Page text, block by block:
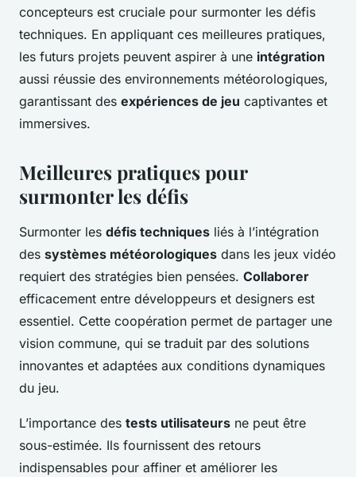
concepteurs est cruciale pour surmonter les défis
techniques. En appliquant ces meilleures pratiques,
les futurs projets peuvent aspirer à une intégration
aussi réussie des environnements météorologiques,
garantissant des expériences de jeu captivantes et
immersives.
Meilleures pratiques pour
surmonter les défis
Surmonter les défis techniques liés à l’intégration
des systèmes météorologiques dans les jeux vidéo
requiert des stratégies bien pensées. Collaborer
efficacement entre développeurs et designers est
essentiel. Cette coopération permet de partager une
vision commune, qui se traduit par des solutions
innovantes et adaptées aux conditions dynamiques
du jeu.
L’importance des tests utilisateurs ne peut être
sous-estimée. Ils fournissent des retours
indispensables pour affiner et améliorer les